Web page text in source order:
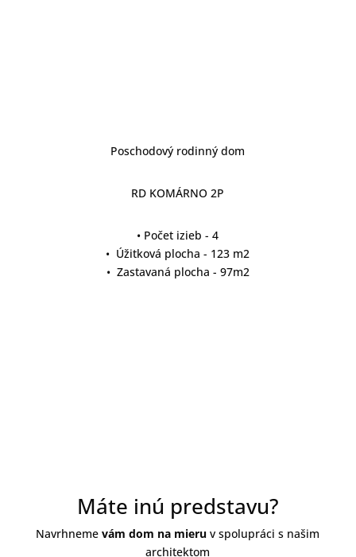
Poschodový rodinný dom
RD KOMÁRNO 2P
• Počet izieb - 4
• Úžitková plocha - 123 m2
• Zastavaná plocha - 97m2
Máte inú predstavu?
Navrhnemevám dom na mieru v spolupráci s našim
architektom